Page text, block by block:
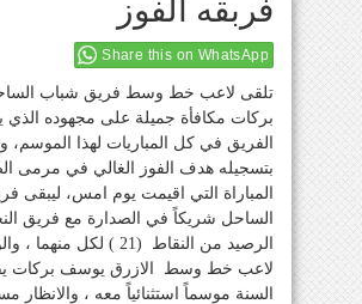
فربقه الفوز
Share this on WhatsApp
تلقى لاعب خط وسط فريق شباب
بركات مكافأة جميلة على مجهوده الذي
الفريق في كل المباريات لهذا الموسم،
بتسجيله هدف الفوز الغالي في مرمى
المباراة التي اقيمت يوم امس، ليبقى
الساحل شريكاً في الصدارة مع فريق
الرصيد من النقاط (21 ) لكل
لاعب خط وسط الازرق يوسف بركات
السنة موسماً استثنائياً معه ، والانظار